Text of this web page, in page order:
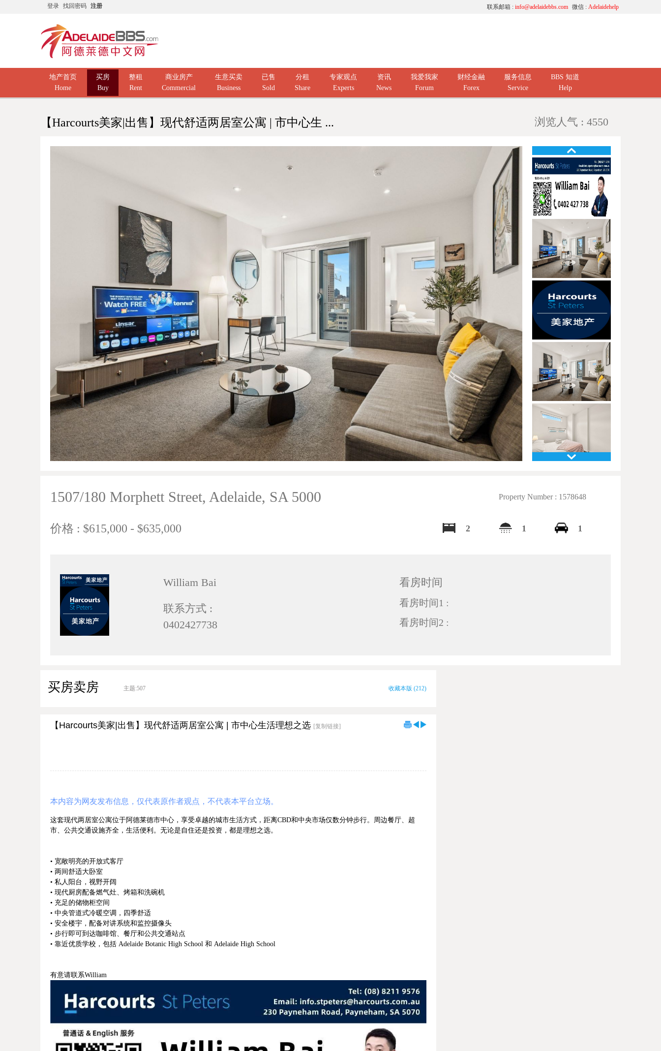
登录 找回密码 注册 微信 : Adelaidehelp
联系邮箱 : info@adelaidebbs.com
地产首页
Home
买房
Buy
整租
Rent
商业房产
Commercial
生意买卖
Business
已售
Sold
分租
Share
专家观点
Experts
资讯
News
我爱我家
Forum
财经金融
Forex
服务信息
Service
BBS 知道
Help
【Harcourts美家|出售】现代舒适两居室公寓 | 市中心生 ... 浏览人气 : 4550
1507/180 Morphett Street, Adelaide, SA 5000 Property Number : 1578648
价格 : $615,000 - $635,000 2 1 1
William Bai
联系方式 :
0402427738
看房时间
看房时间1 :
看房时间2 :
买房卖房 主题:507 收藏本版 (212)
【Harcourts美家|出售】现代舒适两居室公寓 | 市中心生活理想之选 [复制链接]
本内容为网友发布信息，仅代表原作者观点，不代表本平台立场。
这套现代两居室公寓位于阿德莱德市中心，享受卓越的城市生活方式，距离CBD和中央市场仅数分钟步行。周边餐厅、超
市、公共交通设施齐全，生活便利。无论是自住还是投资，都是理想之选。
• 宽敞明亮的开放式客厅
• 两间舒适大卧室
• 私人阳台，视野开阔
• 现代厨房配备燃气灶、烤箱和洗碗机
• 充足的储物柜空间
• 中央管道式冷暖空调，四季舒适
• 安全楼宇，配备对讲系统和监控摄像头
• 步行即可到达咖啡馆、餐厅和公共交通站点
• 靠近优质学校，包括 Adelaide Botanic High School 和 Adelaide High School
有意请联系William